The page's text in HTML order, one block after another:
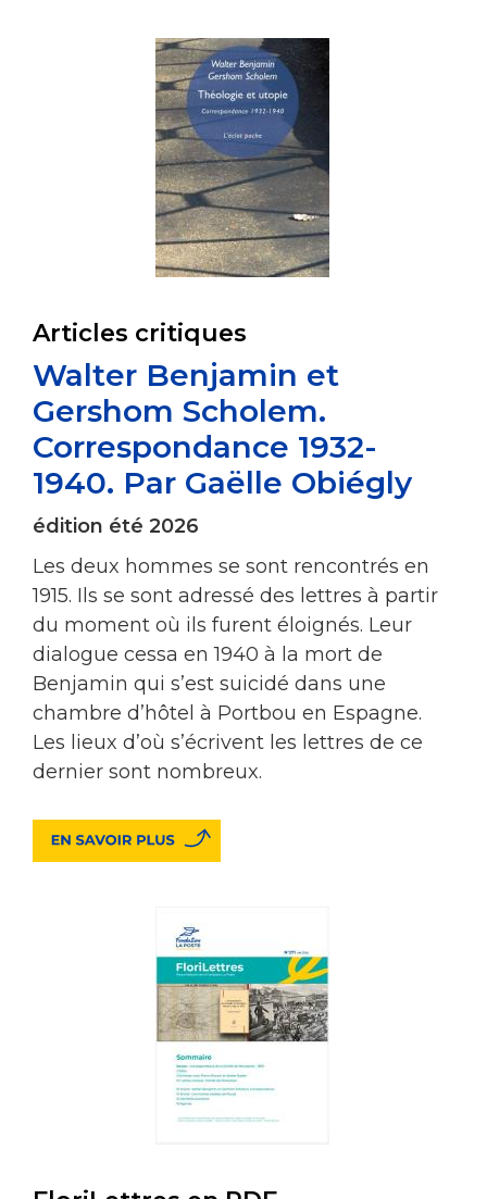
Articles critiques
Walter Benjamin et
Gershom Scholem.
Correspondance 1932-
1940. Par Gaëlle Obiégly
édition été 2026
Les deux hommes se sont rencontrés en
1915. Ils se sont adressé des lettres à partir
du moment où ils furent éloignés. Leur
dialogue cessa en 1940 à la mort de
Benjamin qui s’est suicidé dans une
chambre d’hôtel à Portbou en Espagne.
Les lieux d’où s’écrivent les lettres de ce
dernier sont nombreux.